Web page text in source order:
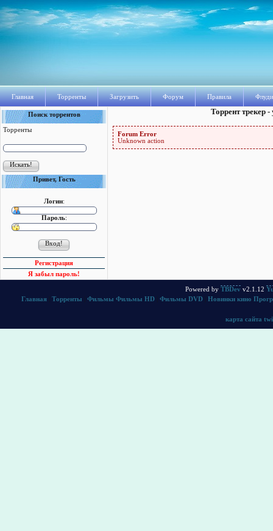
Главная Торренты Загрузить Форум Правила
Поиск торрентов
Торренты
Привет, Гость
Логин:
Пароль:
Регистрация
Я забыл пароль!
Торрент трекер
Forum Error
Unknown action
Powered by TBDev v2.1.12
Главная
Торренты Фильмы Фильмы HD Фильмы DVD Новинки кино
карта сайта